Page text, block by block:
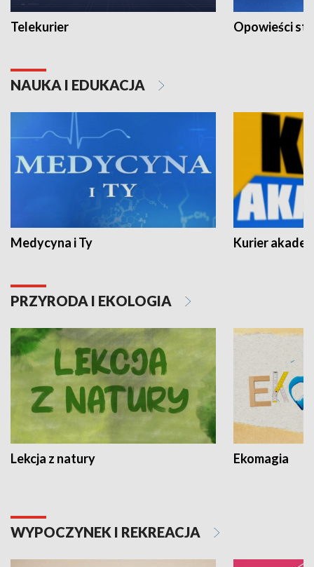
Telekurier Opowieści
NAUKA I EDUKACJA
Medycyna i Ty Kurier
PRZYRODA I EKOLOGIA
Lekcja z natury Ekomagia
WYPOCZYNEK I REKREACJA